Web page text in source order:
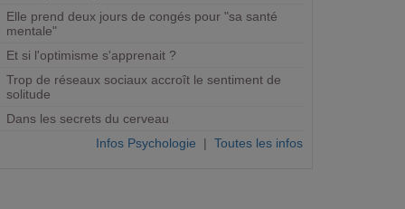
Elle prend deux jours de congés pour "sa santé
mentale"
Et si l'optimisme s'apprenait ?
Trop de réseaux sociaux accroît le sentiment de
solitude
Dans les secrets du cerveau
Infos Psychologie | Toutes les infos